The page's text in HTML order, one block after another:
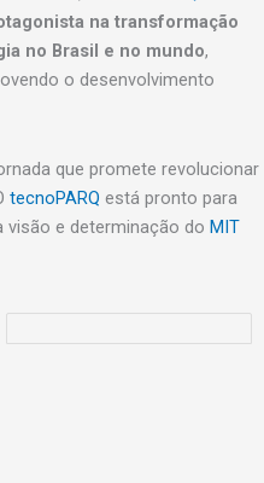
na transformação
no Brasil e no mundo,
o desenvolvimento
que promete revolucionar
tecnoPARQ está pronto para
visão e determinação do MIT